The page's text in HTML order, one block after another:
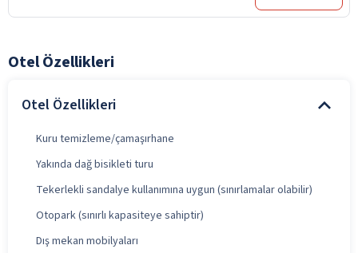
Otel Özellikleri
Otel Özellikleri
Kuru temizleme/çamaşırhane
Yakında dağ bisikleti turu
Tekerlekli sandalye kullanımına uygun (sınırlamalar olabilir)
Otopark (sınırlı kapasiteye sahiptir)
Dış mekan mobilyaları